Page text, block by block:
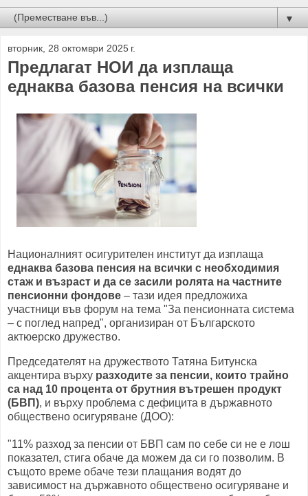
▼
вторник, 28 октомври 2025 г.
Предлагат НОИ да изплаща
еднаква базова пенсия на всички
Националният осигурителен институт да изплаща
еднаква базова пенсия на всички с необходимия
стаж и възраст и да се засили ролята на частните
пенсионни фондове – тази идея предложиха
участници във форум на тема "За пенсионната система
– с поглед напред", организиран от Българското
актюерско дружество.
Председателят на дружеството Татяна Битунска
акцентира върху разходите за пенсии, които трайно
са над 10 процента от брутния вътрешен продукт
(БВП), и върху проблема с дефицита в държавното
обществено осигуряване (ДОО):
"11% разход за пенсии от БВП сам по себе си не е лош
показател, стига обаче да можем да си го позволим. В
същото време обаче тези плащания водят до
зависимост на държавното обществено осигуряване и